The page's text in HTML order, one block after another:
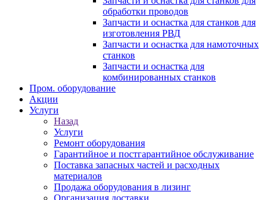
обработки проводов
Запчасти и оснастка для станков для
изготовления РВД
Запчасти и оснастка для намоточных
станков
Запчасти и оснастка для
комбинированных станков
Пром. оборудование
Акции
Услуги
Назад
Услуги
Ремонт оборудования
Гарантийное и постгарантийное обслуживание
Поставка запасных частей и расходных
материалов
Продажа оборудования в лизинг
Организация доставки